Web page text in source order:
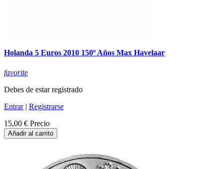
Holanda 5 Euros 2010 150º Años Max Havelaar
favorite
Debes de estar registrado
Entrar| Registrarse
15,00 € Precio
Añadir al carrito